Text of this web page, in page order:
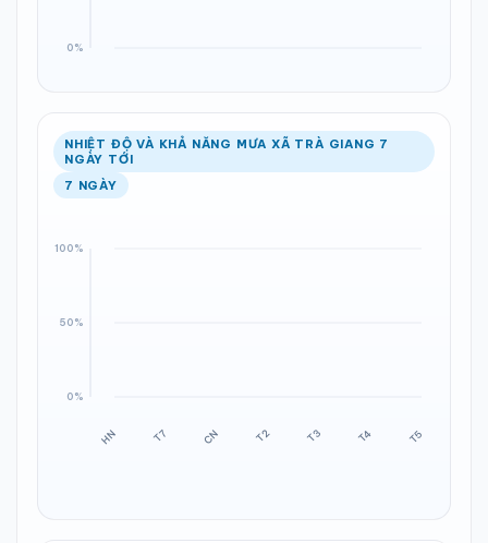
NHIỆT ĐỘ VÀ KHẢ NĂNG MƯA XÃ TRÀ GIANG 7
NGÀY TỚI
7 NGÀY